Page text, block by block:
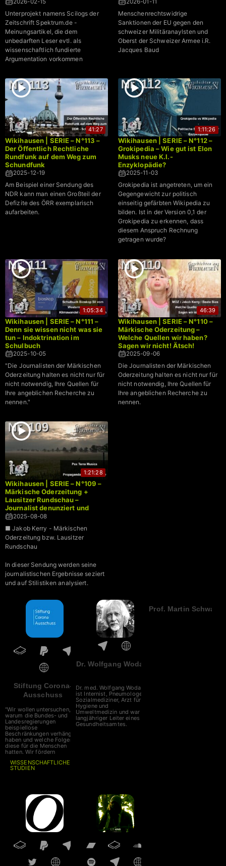
Unterprojekt namens Scilogs der
Zeitschrift Spektrum.de -
Meinungsartikel, die dem
unbedarften Leser evtl. als
wissenschaftlich fundierte
Argumentation vorkommen
Menschenrechtswidrige
Sanktionen der EU gegen den
schweizer Militäranaylsten und
Oberst der Schweizer Armee i.R.
Jacques Baud
41:27
Wikihausen | SERIE – N°113 –
Der Öffentlich Rechtliche
Rundfunk auf dem Weg zum
Schundfunk
2025-12-19
Am Beispiel einer Sendung des
NDR kann man einen Großteil der
Defizite des ÖRR exemplarisch
aufarbeiten.
1:11:26
Wikihausen | SERIE – N°112 –
Grokipedia – Wie gut ist Elon
Musks neue K.I.-
Enzyklopädie?
2025-11-03
Grokipedia ist angetreten, um ein
Gegengewicht zur politisch
einseitig gefärbten Wikipedia zu
bilden. Ist in der Version 0,1 der
Grokipedia zu erkennen, dass
diesem Anspruch Rechnung
getragen wurde?
1:05:34
Wikihausen | SERIE – N°111 –
Denn sie wissen nicht was sie
tun – Indoktrination im
Schulbuch
2025-10-05
"Die Journalisten der Märkischen
Oderzeitung halten es nicht nur für
nicht notwendig, Ihre Quellen für
Ihre angeblichen Recherche zu
nennen."
46:39
Wikihausen | SERIE – N°110 –
Märkische Oderzeitung –
Welche Quellen wir haben?
Sagen wir nicht! Ätsch!
2025-09-06
Die Journalisten der Märkischen
Oderzeitung halten es nicht nur für
nicht notwendig, Ihre Quellen für
Ihre angeblichen Recherche zu
nennen.
1:21:28
Wikihausen | SERIE – N°109 –
Märkische Oderzeitung +
Lausitzer Rundschau –
Journalist denunziert und
schreibt aus Wikipedia ab
2025-08-08
■ Jakob Kerry - Märkischen
Oderzeitung bzw. Lausitzer
Rundschau
In dieser Sendung werden seine
journalistischen Ergebnisse seziert
und auf Stilistiken analysiert.
Stiftung Corona-
Ausschuss
"Wir wollen untersuchen,
warum die Bundes- und
Landesregierungen
beispiellose
Beschränkungen verhängt
haben und welche Folgen
diese für die Menschen
hatten. Wir fördern
WISSENSCHAFTLICHE
STUDIEN
Sitzungen werden live
gestreamt."
Dr. Wolfgang Wodarg
Dr. med. Wolfgang Wodarg,
ist Internist, Pneumologe,
Sozialmediziner, Arzt für
Hygiene und
Umweltmedizin und war
langjähriger Leiter eines
Gesundheitsamtes.
Prof. Martin Schwab